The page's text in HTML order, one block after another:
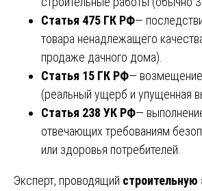
Статья 475 ГК РФ—
товара ненадлежащего
продаже дачного дома).
Статья 15 ГК РФ—
(реальный ущерб и упущенная
Статья 238 УК РФ—
отвечающих требованиям
или здоровья потребителей.
Эксперт, проводящий строительную